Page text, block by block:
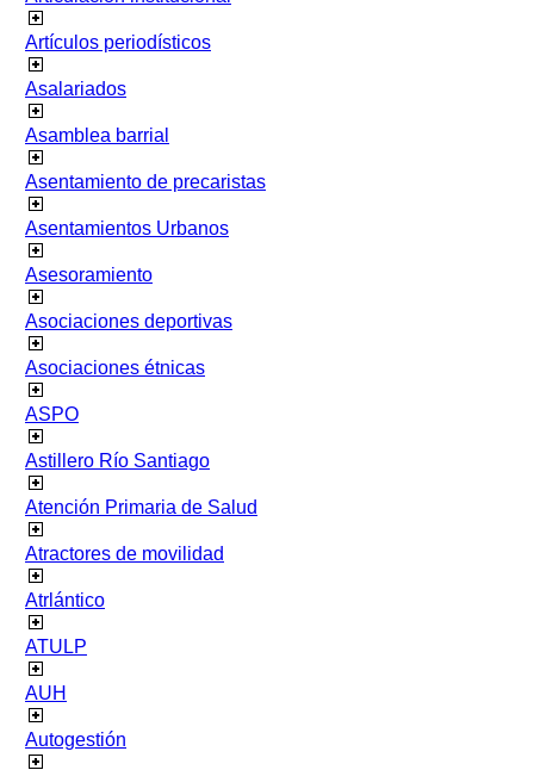
Artículos periodísticos
Asalariados
Asamblea barrial
Asentamiento de precaristas
Asentamientos Urbanos
Asesoramiento
Asociaciones deportivas
Asociaciones étnicas
ASPO
Astillero Río Santiago
Atención Primaria de Salud
Atractores de movilidad
Atrlántico
ATULP
AUH
Autogestión